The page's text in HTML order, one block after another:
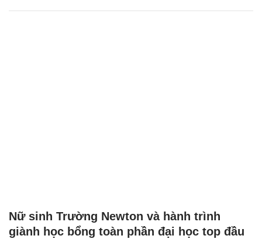
Nữ sinh Trường Newton và hành trình
giành học bổng toàn phần đại học top đầu